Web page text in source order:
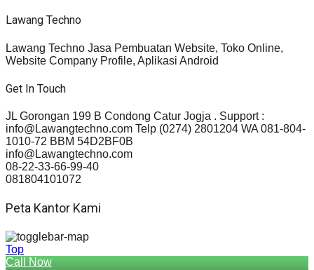
Lawang Techno
Lawang Techno Jasa Pembuatan Website, Toko Online,
Website Company Profile, Aplikasi Android
Get In Touch
JL Gorongan 199 B Condong Catur Jogja . Support :
info@Lawangtechno.com Telp (0274) 2801204 WA 081-804-
1010-72 BBM 54D2BF0B
info@Lawangtechno.com
08-22-33-66-99-40
081804101072
Peta Kantor Kami
Top
Call Now